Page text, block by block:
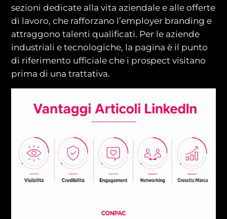
sezioni dedicate alla vita aziendale e alle offerte
di lavoro, che rafforzano l’employer branding e
attraggono talenti qualificati. Per le aziende
industriali e tecnologiche, la pagina è il punto
di riferimento ufficiale che i prospect visitano
prima di una trattativa.